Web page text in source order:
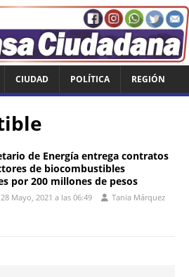
CIUDAD POLÍTICA REGIÓN
de Energía entrega contratos
de biocombustibles
por 200 millones de pesos
Mayo, 2021 a las 06:49
Tania Márquez